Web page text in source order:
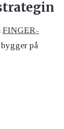
FINGER-
på